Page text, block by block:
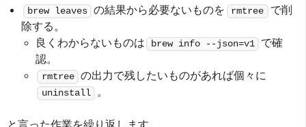
brew leaves の結果から必要ないものを rmtree
で削
除する。
良くわからないものは
brew info --json=v1
で確
認。
rmtree の出力で残したいものがあれば個々に
uninstall 。
と言った作業を繰り返します。